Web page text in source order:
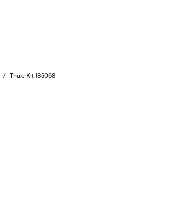
/ Thule Kit 186068